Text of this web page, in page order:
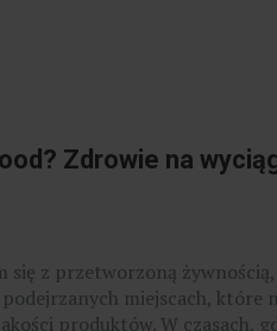
Zdrowie na
się z przetworzoną
miejscach, które
produktów. W czasach,